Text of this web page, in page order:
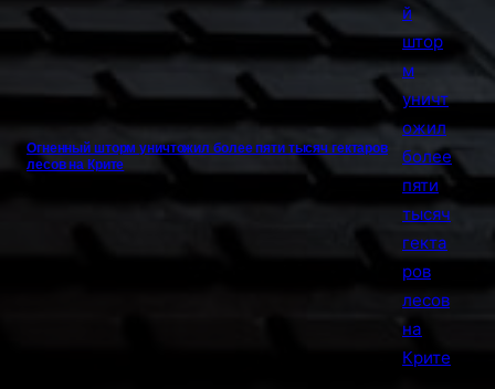
Огненный шторм уничтожил более пяти тысяч гектаров
лесов на Крите